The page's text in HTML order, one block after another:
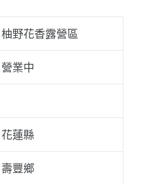
柚野花香露營區
營業中
花蓮縣
壽豐鄉